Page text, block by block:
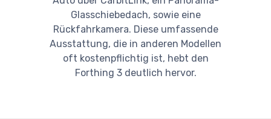
Glasschiebedach, sowie eine
Rückfahrkamera. Diese umfassende
Ausstattung, die in anderen Modellen
oft kostenpflichtig ist, hebt den
Forthing 3 deutlich hervor.